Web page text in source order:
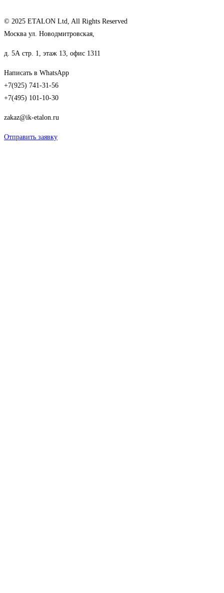
© 2025 ETALON Ltd, All Rights Reserved
Москва ул. Новодмитровская,
д. 5А стр. 1, этаж 13, офис 1311
Написать в WhatsApp
+7(925) 741-31-56
+7(495) 101-10-30
zakaz@ik-etalon.ru
Отправить заявку